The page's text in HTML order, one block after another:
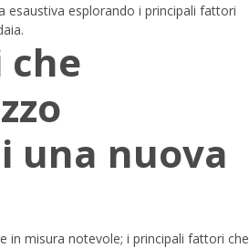
esaustiva esplorando i principali fattori
una nuova
in misura notevole; i principali fattori che